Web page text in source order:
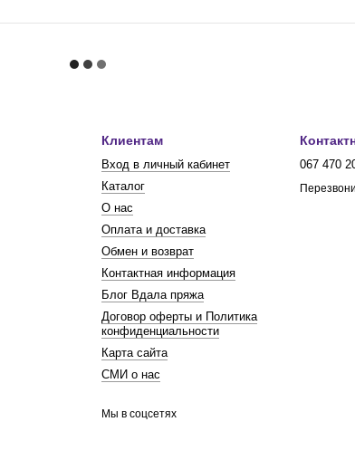
Клиентам
Вход в личный кабинет
Каталог
О нас
Оплата и доставка
Обмен и возврат
Контактная информация
Блог Вдала пряжа
Договор оферты и Политика
конфиденциальности
Карта сайта
СМИ о нас
Мы в соцсетях
067 470